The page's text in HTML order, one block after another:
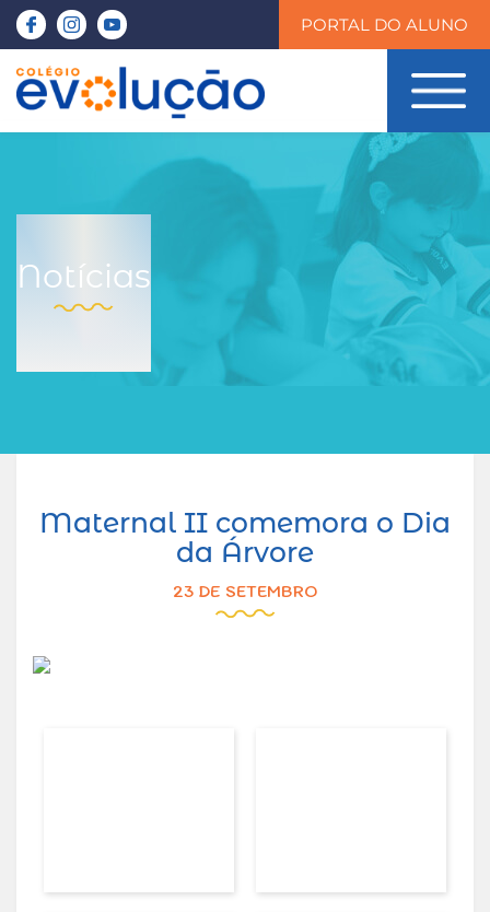
PORTAL DO ALUNO
Notícias
Maternal II comemora o Dia
da Árvore
23 DE SETEMBRO